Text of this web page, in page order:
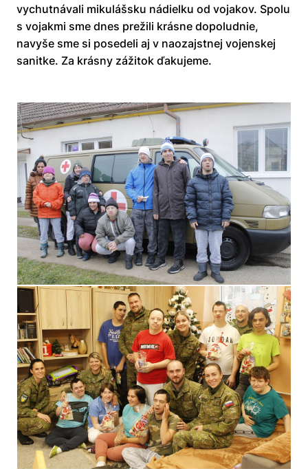
vychutnávali mikulášsku nádielku od vojakov. Spolu
s vojakmi sme dnes prežili krásne dopoludnie,
navyše sme si posedeli aj v naozajstnej vojenskej
sanitke. Za krásny zážitok ďakujeme.